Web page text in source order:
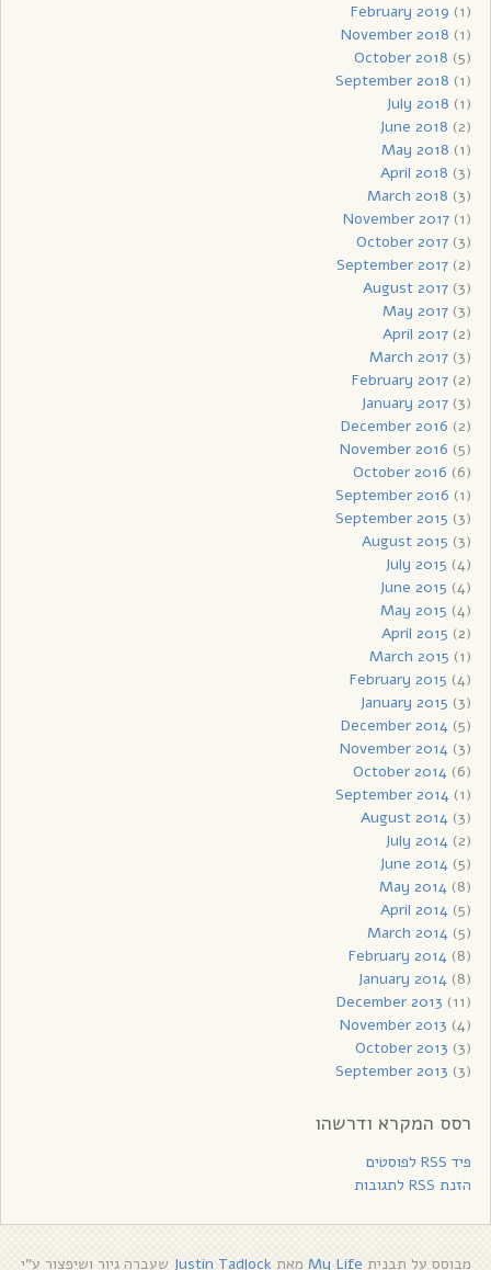
February 2019 (1)
November 2018 (1)
October 2018 (5)
September 2018 (1)
July 2018 (1)
June 2018 (2)
May 2018 (1)
April 2018 (3)
March 2018 (3)
November 2017(1)
October 2017(3)
September 2017(2)
August 2017(3)
May 2017(3)
April 2017(2)
March 2017(3)
February 2017(2)
January 2017(3)
December 2016 (2)
November 2016 (5)
October 2016 (6)
September 2016 (1)
September 2015 (3)
August 2015 (3)
July 2015 (4)
June 2015 (4)
May 2015 (4)
April 2015 (2)
March 2015 (1)
February 2015 (4)
January 2015 (3)
December 2014(5)
November 2014(3)
October 2014(6)
September 2014(1)
August 2014(3)
July 2014(2)
June 2014(5)
May 2014(8)
April 2014(5)
March 2014(5)
February 2014(8)
January 2014(8)
December 2013 (11)
November 2013 (4)
October 2013 (3)
September 2013 (3)
רסס המקרא ודרשהו
פיד RSS לפוסטים
הזנת RSS לתגובות
מבוסס על תבניתMy LifeמאתJustin Tadlockשעברה גיור ושיפצור ע"י